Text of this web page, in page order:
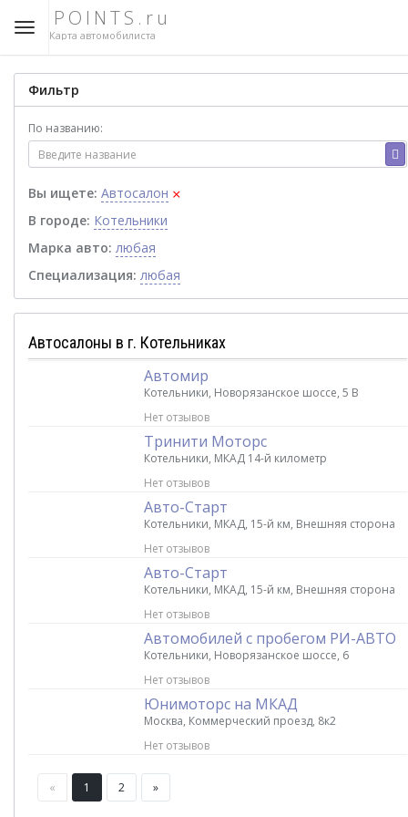
POINTS.ru
Карта автомобилиста
Фильтр
По названию:
Вы ищете: Автосалон ×
В городе: Котельники
Марка авто: любая
Специализация: любая
Автосалоны в г. Котельниках
Автомир
Котельники, Новорязанское шоссе, 5 В
Нет отзывов
Тринити Моторс
Котельники, МКАД 14-й километр
Нет отзывов
Авто-Старт
Котельники, МКАД, 15-й км, Внешняя сторона
Нет отзывов
Авто-Старт
Котельники, МКАД, 15-й км, Внешняя сторона
Нет отзывов
Автомобилей с пробегом РИ-АВТО
Котельники, Новорязанское шоссе, 6
Нет отзывов
Юнимоторс на МКАД
Москва, Коммерческий проезд, 8к2
Нет отзывов
« 1 2 »